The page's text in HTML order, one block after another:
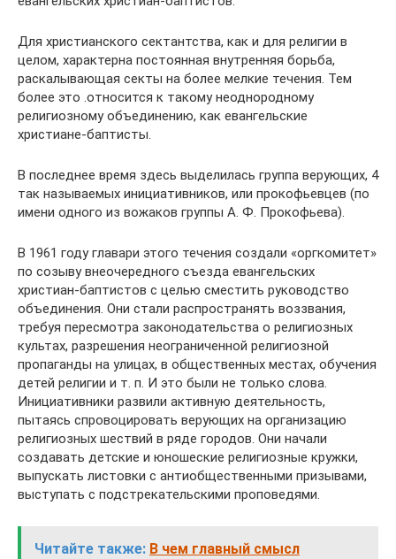
Для христианского сектантства, как и для религии в
целом, характерна постоянная внутренняя борьба,
раскалывающая секты на более мелкие течения. Тем
более это .относится к такому неоднородному
религиозному объединению, как евангельские
христиане-баптисты.
В последнее время здесь выделилась группа верующих, 4
так называемых инициативников, или прокофьевцев (по
имени одного из вожаков группы А. Ф. Прокофьева).
В 1961 году главари этого течения создали «оргкомитет»
по созыву внеочередного съезда евангельских
христиан-баптистов с целью сместить руководство
объединения. Они стали распространять воззвания,
требуя пересмотра законодательства о религиозных
культах, разрешения неограниченной религиозной
пропаганды на улицах, в общественных местах, обучения
детей религии и т. п. И это были не только слова.
Инициативники развили активную деятельность,
пытаясь спровоцировать верующих на организацию
религиозных шествий в ряде городов. Они начали
создавать детские и юношеские религиозные кружки,
выпускать листовки с антиобщественными призывами,
выступать с подстрекательскими проповедями.
Читайте также: В чем главный смысл